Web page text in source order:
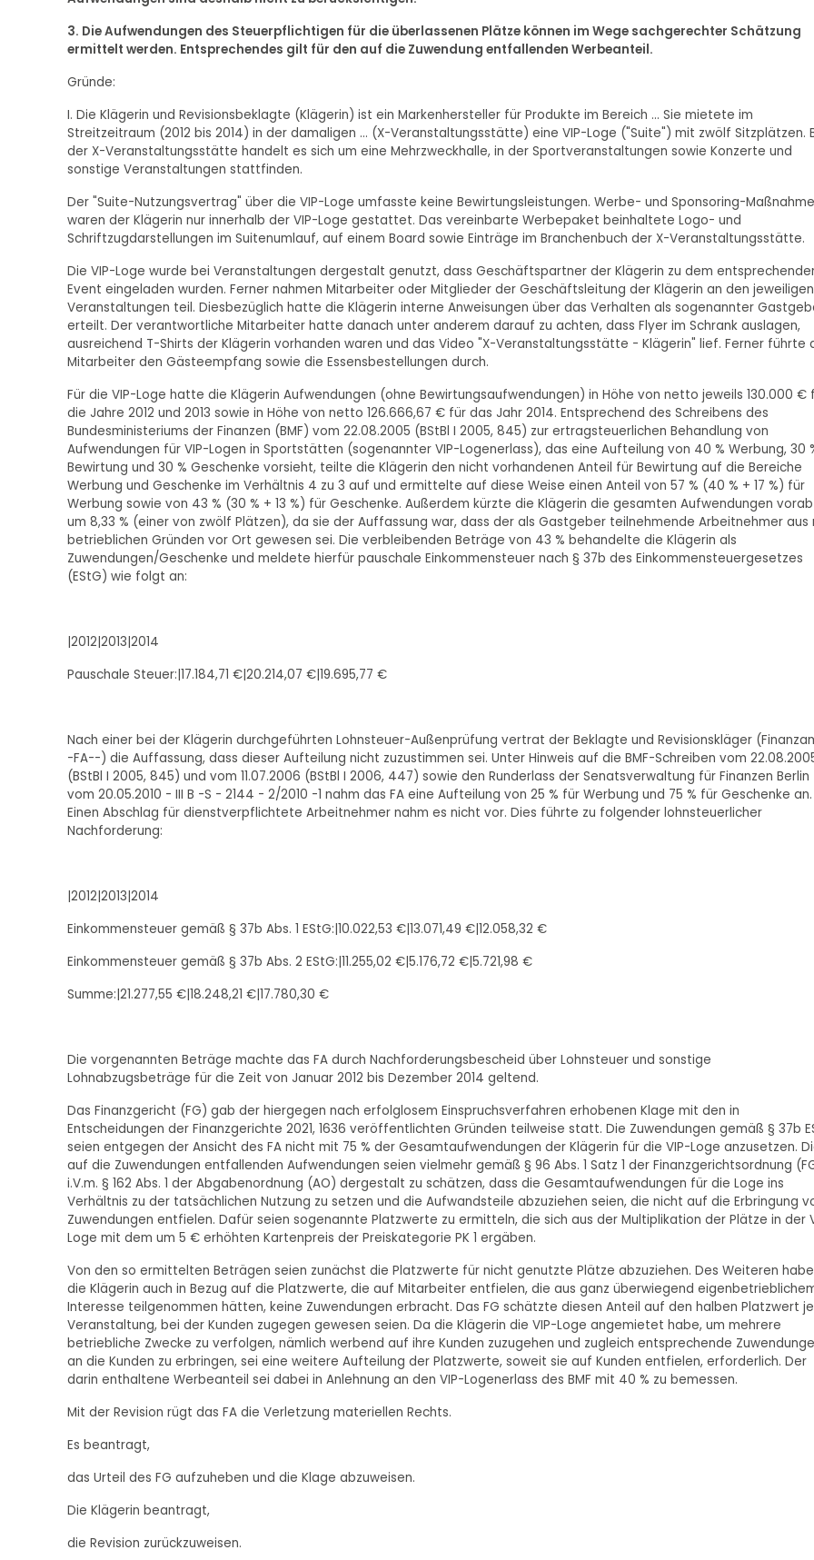
3. Die Aufwendungen des Steuerpflichtigen für die überlassenen Plätze können im Wege sachgerechter Schätzung
ermittelt werden. Entsprechendes gilt für den auf die Zuwendung entfallenden Werbeanteil.
Gründe:
I. Die Klägerin und Revisionsbeklagte (Klägerin) ist ein Markenhersteller für Produkte im Bereich ... Sie mietete im
Streitzeitraum (2012 bis 2014) in der damaligen ... (X-Veranstaltungsstätte) eine VIP-Loge ("Suite") mit zwölf Sitzplätzen.
der X-Veranstaltungsstätte handelt es sich um eine Mehrzweckhalle, in der Sportveranstaltungen sowie Konzerte und
sonstige Veranstaltungen stattfinden.
Der "Suite-Nutzungsvertrag" über die VIP-Loge umfasste keine Bewirtungsleistungen. Werbe- und Sponsoring-
waren der Klägerin nur innerhalb der VIP-Loge gestattet. Das vereinbarte Werbepaket beinhaltete Logo- und
Schriftzugdarstellungen im Suitenumlauf, auf einem Board sowie Einträge im Branchenbuch der X-Veranstaltungsstätte.
Die VIP-Loge wurde bei Veranstaltungen dergestalt genutzt, dass Geschäftspartner der Klägerin zu dem
Event eingeladen wurden. Ferner nahmen Mitarbeiter oder Mitglieder der Geschäftsleitung der Klägerin an den jeweiligen
Veranstaltungen teil. Diesbezüglich hatte die Klägerin interne Anweisungen über das Verhalten als sogenannter
erteilt. Der verantwortliche Mitarbeiter hatte danach unter anderem darauf zu achten, dass Flyer im Schrank auslagen,
ausreichend T-Shirts der Klägerin vorhanden waren und das Video "X-Veranstaltungsstätte - Klägerin" lief. Ferner führte
Mitarbeiter den Gästeempfang sowie die Essensbestellungen durch.
Für die VIP-Loge hatte die Klägerin Aufwendungen (ohne Bewirtungsaufwendungen) in Höhe von netto jeweils 130.000 €
die Jahre 2012 und 2013 sowie in Höhe von netto 126.666,67 € für das Jahr 2014. Entsprechend des Schreibens des
Bundesministeriums der Finanzen (BMF) vom 22.08.2005 (BStBl I 2005, 845) zur ertragsteuerlichen Behandlung von
Aufwendungen für VIP-Logen in Sportstätten (sogenannter VIP-Logenerlass), das eine Aufteilung von 40 % Werbung, 30
Bewirtung und 30 % Geschenke vorsieht, teilte die Klägerin den nicht vorhandenen Anteil für Bewirtung auf die Bereiche
Werbung und Geschenke im Verhältnis 4 zu 3 auf und ermittelte auf diese Weise einen Anteil von 57 % (40 % + 17 %) für
Werbung sowie von 43 % (30 % + 13 %) für Geschenke. Außerdem kürzte die Klägerin die gesamten Aufwendungen vorab
um 8,33 % (einer von zwölf Plätzen), da sie der Auffassung war, dass der als Gastgeber teilnehmende Arbeitnehmer aus
betrieblichen Gründen vor Ort gewesen sei. Die verbleibenden Beträge von 43 % behandelte die Klägerin als
Zuwendungen/Geschenke und meldete hierfür pauschale Einkommensteuer nach § 37b des Einkommensteuergesetzes
(EStG) wie folgt an:
|2012|2013|2014
Pauschale Steuer:|17.184,71 €|20.214,07 €|19.695,77 €
Nach einer bei der Klägerin durchgeführten Lohnsteuer-Außenprüfung vertrat der Beklagte und Revisionskläger
-FA--) die Auffassung, dass dieser Aufteilung nicht zuzustimmen sei. Unter Hinweis auf die BMF-Schreiben vom
(BStBl I 2005, 845) und vom 11.07.2006 (BStBl I 2006, 447) sowie den Runderlass der Senatsverwaltung für Finanzen Berlin
vom 20.05.2010 - III B -S - 2144 - 2/2010 -1 nahm das FA eine Aufteilung von 25 % für Werbung und 75 % für Geschenke an.
Einen Abschlag für dienstverpflichtete Arbeitnehmer nahm es nicht vor. Dies führte zu folgender lohnsteuerlicher
Nachforderung:
|2012|2013|2014
Einkommensteuer gemäß § 37b Abs. 1 EStG:|10.022,53 €|13.071,49 €|12.058,32 €
Einkommensteuer gemäß § 37b Abs. 2 EStG:|11.255,02 €|5.176,72 €|5.721,98 €
Summe:|21.277,55 €|18.248,21 €|17.780,30 €
Die vorgenannten Beträge machte das FA durch Nachforderungsbescheid über Lohnsteuer und sonstige
Lohnabzugsbeträge für die Zeit von Januar 2012 bis Dezember 2014 geltend.
Das Finanzgericht (FG) gab der hiergegen nach erfolglosem Einspruchsverfahren erhobenen Klage mit den in
Entscheidungen der Finanzgerichte 2021, 1636 veröffentlichten Gründen teilweise statt. Die Zuwendungen gemäß § 37b
seien entgegen der Ansicht des FA nicht mit 75 % der Gesamtaufwendungen der Klägerin für die VIP-Loge anzusetzen.
auf die Zuwendungen entfallenden Aufwendungen seien vielmehr gemäß § 96 Abs. 1 Satz 1 der Finanzgerichtsordnung
i.V.m. § 162 Abs. 1 der Abgabenordnung (AO) dergestalt zu schätzen, dass die Gesamtaufwendungen für die Loge ins
Verhältnis zu der tatsächlichen Nutzung zu setzen und die Aufwandsteile abzuziehen seien, die nicht auf die Erbringung
Zuwendungen entfielen. Dafür seien sogenannte Platzwerte zu ermitteln, die sich aus der Multiplikation der Plätze in der
Loge mit dem um 5 € erhöhten Kartenpreis der Preiskategorie PK 1 ergäben.
Von den so ermittelten Beträgen seien zunächst die Platzwerte für nicht genutzte Plätze abzuziehen. Des Weiteren habe
die Klägerin auch in Bezug auf die Platzwerte, die auf Mitarbeiter entfielen, die aus ganz überwiegend
Interesse teilgenommen hätten, keine Zuwendungen erbracht. Das FG schätzte diesen Anteil auf den halben Platzwert je
Veranstaltung, bei der Kunden zugegen gewesen seien. Da die Klägerin die VIP-Loge angemietet habe, um mehrere
betriebliche Zwecke zu verfolgen, nämlich werbend auf ihre Kunden zuzugehen und zugleich entsprechende
an die Kunden zu erbringen, sei eine weitere Aufteilung der Platzwerte, soweit sie auf Kunden entfielen, erforderlich. Der
darin enthaltene Werbeanteil sei dabei in Anlehnung an den VIP-Logenerlass des BMF mit 40 % zu bemessen.
Mit der Revision rügt das FA die Verletzung materiellen Rechts.
Es beantragt,
das Urteil des FG aufzuheben und die Klage abzuweisen.
Die Klägerin beantragt,
die Revision zurückzuweisen.